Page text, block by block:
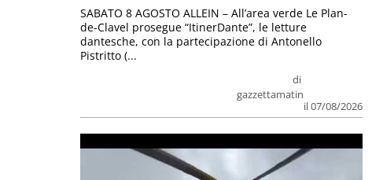
di
gazzettamatin
il 07/08/2026
SABATO 8 AGOSTO ALLEIN – All’area verde Le Plan-
de-Clavel prosegue “ItinerDante”, le letture
dantesche, con la partecipazione di Antonello
Pistritto (...